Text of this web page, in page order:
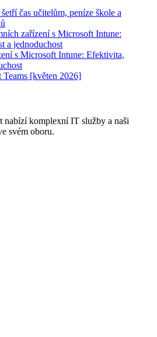
čas učitelům, peníze škole a
zařízení s Microsoft Intune:
a jednoduchost
s Microsoft Intune: Efektivita,
[květen 2026]
nabízí komplexní IT služby a naši
svém oboru.